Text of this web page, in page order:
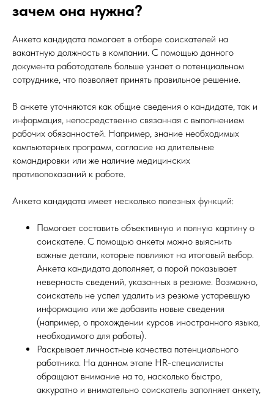
зачем она нужна?
Анкета кандидата помогает в отборе соискателей на
вакантную должность в компании. С помощью данного
документа работодатель больше узнает о потенциальном
сотруднике, что позволяет принять правильное решение.
В анкете уточняются как общие сведения о кандидате, так и
информация, непосредственно связанная с выполнением
рабочих обязанностей. Например, знание необходимых
компьютерных программ, согласие на длительные
командировки или же наличие медицинских
противопоказаний к работе.
Анкета кандидата имеет несколько полезных функций:
Помогает составить объективную и полную картину о
соискателе. С помощью анкеты можно выяснить
важные детали, которые повлияют на итоговый выбор.
Анкета кандидата дополняет, а порой показывает
неверность сведений, указанных в резюме. Возможно,
соискатель не успел удалить из резюме устаревшую
информацию или же добавить новые сведения
(например, о прохождении курсов иностранного языка,
необходимого для работы).
Раскрывает личностные качества потенциального
работника. На данном этапе HR-специалисты
обращают внимание на то, насколько быстро,
аккуратно и внимательно соискатель заполняет анкету,